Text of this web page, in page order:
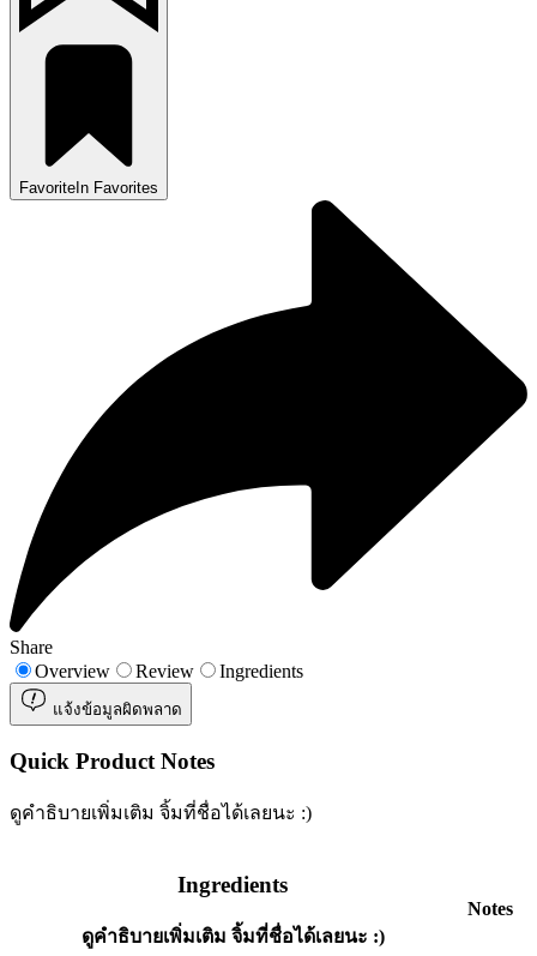
Favorite In Favorites
Share
Overview
Review Ingredients
แจ้งข้อมูลผิดพลาด
Quick Product Notes
ดูคำธิบายเพิ่มเติม จิ้มที่ชื่อได้เลยนะ :)
Ingredients
ดูคำธิบายเพิ่มเติม จิ้มที่ชื่อได้เลยนะ :)
Notes